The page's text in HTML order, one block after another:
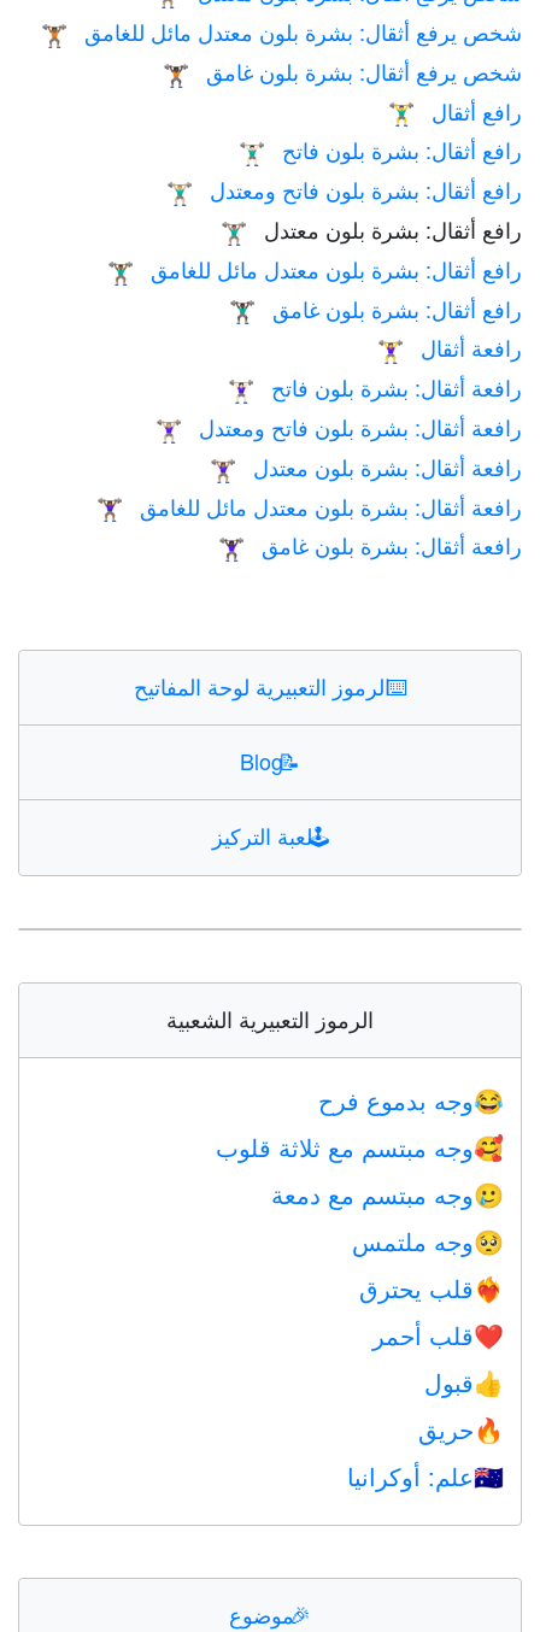
🏋🏾 شخص يرفع أثقال: بشرة بلون معتدل مائل للغامق
🏋🏿 شخص يرفع أثقال: بشرة بلون غامق
🏋️‍♂️ رافع أثقال
🏋🏻‍♂️ رافع أثقال: بشرة بلون فاتح
🏋🏼‍♂️ رافع أثقال: بشرة بلون فاتح ومعتدل
🏋🏽‍♂️ رافع أثقال: بشرة بلون معتدل
🏋🏾‍♂️ رافع أثقال: بشرة بلون معتدل مائل للغامق
🏋🏿‍♂️ رافع أثقال: بشرة بلون غامق
🏋️‍♀️ رافعة أثقال
🏋🏻‍♀️ رافعة أثقال: بشرة بلون فاتح
🏋🏼‍♀️ رافعة أثقال: بشرة بلون فاتح ومعتدل
🏋🏽‍♀️ رافعة أثقال: بشرة بلون معتدل
🏋🏾‍♀️ رافعة أثقال: بشرة بلون معتدل مائل للغامق
🏋🏿‍♀️ رافعة أثقال: بشرة بلون غامق
⌨️الرموز التعبيرية لوحة المفاتيح
📝
Blog
🕹️لعبة التركيز
الرموز التعبيرية الشعبية
😂وجه بدموع فرح
🥰وجه مبتسم مع ثلاثة قلوب
🥲وجه مبتسم مع دمعة
🥺وجه ملتمس
❤️‍🔥 قلب يحترق
❤️قلب أحمر
👍قبول
🔥حريق
🇺🇦علم: أوكرانيا
🎉موضوع